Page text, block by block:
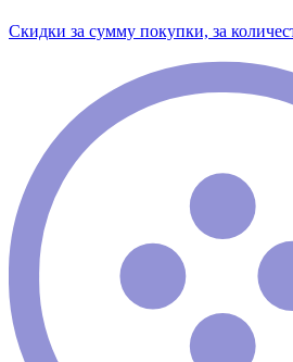
Скидки за сумму покупки, за